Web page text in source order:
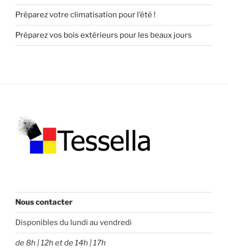
Préparez votre climatisation pour l’été !
Préparez vos bois extérieurs pour les beaux jours
Nous contacter
Disponibles du lundi au vendredi
de 8h | 12h et de 14h | 17h